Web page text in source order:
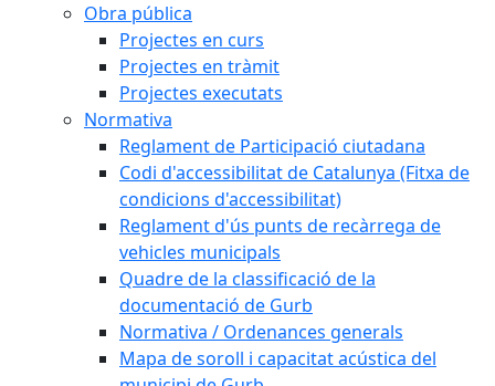
Obra pública
Projectes en curs
Projectes en tràmit
Projectes executats
Normativa
Reglament de Participació ciutadana
Codi d'accessibilitat de Catalunya (Fitxa de
condicions d'accessibilitat)
Reglament d'ús punts de recàrrega de
vehicles municipals
Quadre de la classificació de la
documentació de Gurb
Normativa / Ordenances generals
Mapa de soroll i capacitat acústica del